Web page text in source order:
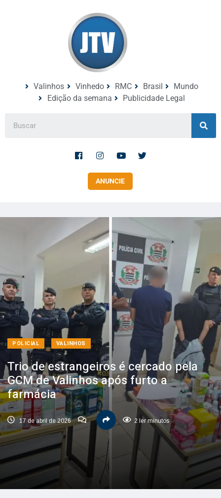
Valinhos Vinhedo RMC Brasil
Mundo
Edição da semana
Publicidade Legal
ANUNCIE
POLICIAL VALINHOS
Trio de estrangeiros é cercado pela
GCM de Valinhos após furto a
farmácia
17 de abril de 2026 2 ler minutos